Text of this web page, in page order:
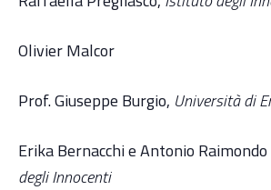
Olivier Malcor
Prof. Giuseppe Burgio, Università di
Erika Bernacchi e Antonio
degli Innocenti